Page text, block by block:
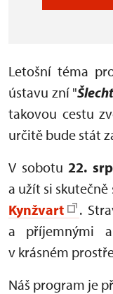
Letošní téma
ústavu zní "
takovou cestu
určitě bude stát
V sobotu 22.
a užít si
Kynžvart
.
a příjemnými
v krásném
Náš program je